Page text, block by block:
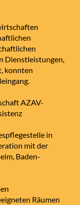
Dienstleistungen,
konnten
AZAV-
in
mit der
Baden-
Räumen